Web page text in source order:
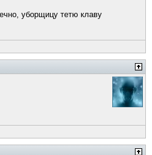
уборщицу тетю клаву